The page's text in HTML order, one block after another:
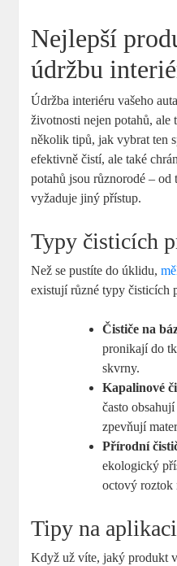
Nejlepší
údržbu
Údržba interiéru vašeho
životnosti nejen potahů, ale
několik tipů, jak vybrat ten
efektivně čistí, ale také
potahů jsou různorodé –
vyžaduje jiný přístup.
Typy čisticích
Než se pustíte do úklidu,
existují různé typy čisticích
Čističe na
pronikají do
skvrny.
Kapalinové
často
zpevňují
Přírodní
ekologický
octový roztok
Tipy na aplikaci
Když už víte, jaký produkt